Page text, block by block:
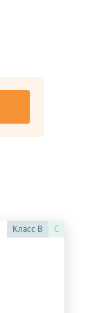
Класс B C